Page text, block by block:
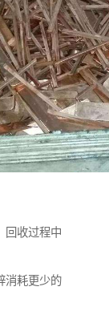
回收过程中
消耗更少的